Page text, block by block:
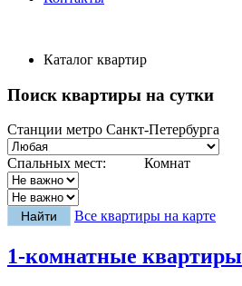
Каталог квартир
Поиск квартиры на сутки
Станции метро Санкт-Петербурга
Спальных мест: Комнат
Все квартиры на карте
1-комнатные квартиры